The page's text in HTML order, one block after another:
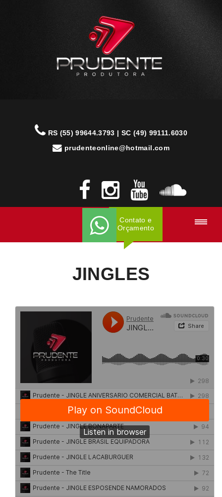
RS (55) 99644.3793 | SC (49) 99111.6030
prudenteonline@hotmail.com
Contato e
Orçamento
JINGLES